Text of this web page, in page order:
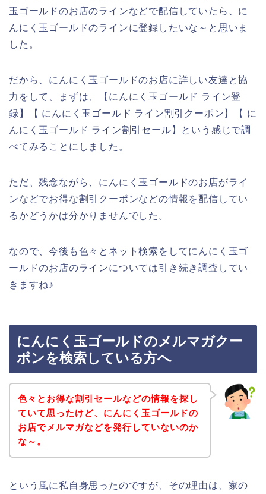
玉ゴールドのお店のラインなどで配信していたら、に
んにく玉ゴールドのラインに登録したいな～と思いま
した。
だから、にんにく玉ゴールドのお店に詳しい友達と協
力をして、まずは、【にんにく玉ゴールド ライン登
録】【 にんにく玉ゴールド ライン割引クーポン】【 に
んにく玉ゴールド ライン割引セール】という感じで調
べてみることにしました。
ただ、残念ながら、にんにく玉ゴールドのお店がライ
ンなどでお得な割引クーポンなどの情報を配信してい
るかどうかは分かりませんでした。
なので、今後も色々とネット検索をしてにんにく玉ゴ
ールドのお店のラインについては引き続き調査してい
きますね♪
にんにく玉ゴールドのメルマガクー
ポンを検索している方へ
色々とお得な割引セールなどの情報を探し
ていて思ったけど、にんにく玉ゴールドの
お店でメルマガなどを発行していないのか
な～。
という風に私自身思ったのですが、その理由は、家の